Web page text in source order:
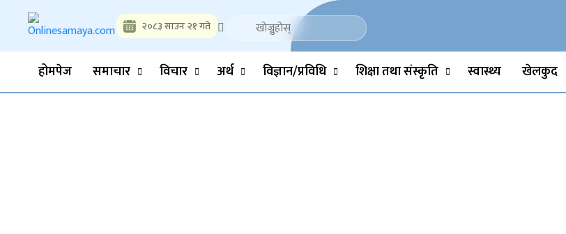
Onlinesamaya.com
Nepal News Portal, Business, Hot News, Interview, Opinions, Politics, Science, Technology, Social, Media, Sports,
२०८३ साउन २१ गते
होमपेज समाचार विचार अर्थ विज्ञान/प्रविधि शिक्षा तथा संस्कृति स्वास्थ्य खेलकुद